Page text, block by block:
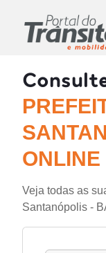
ONLINE
Veja todas as
Santanópolis -